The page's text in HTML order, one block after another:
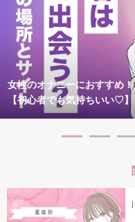
女性のオナニーにおすすめ
【初心者でも気持ちいい♡】